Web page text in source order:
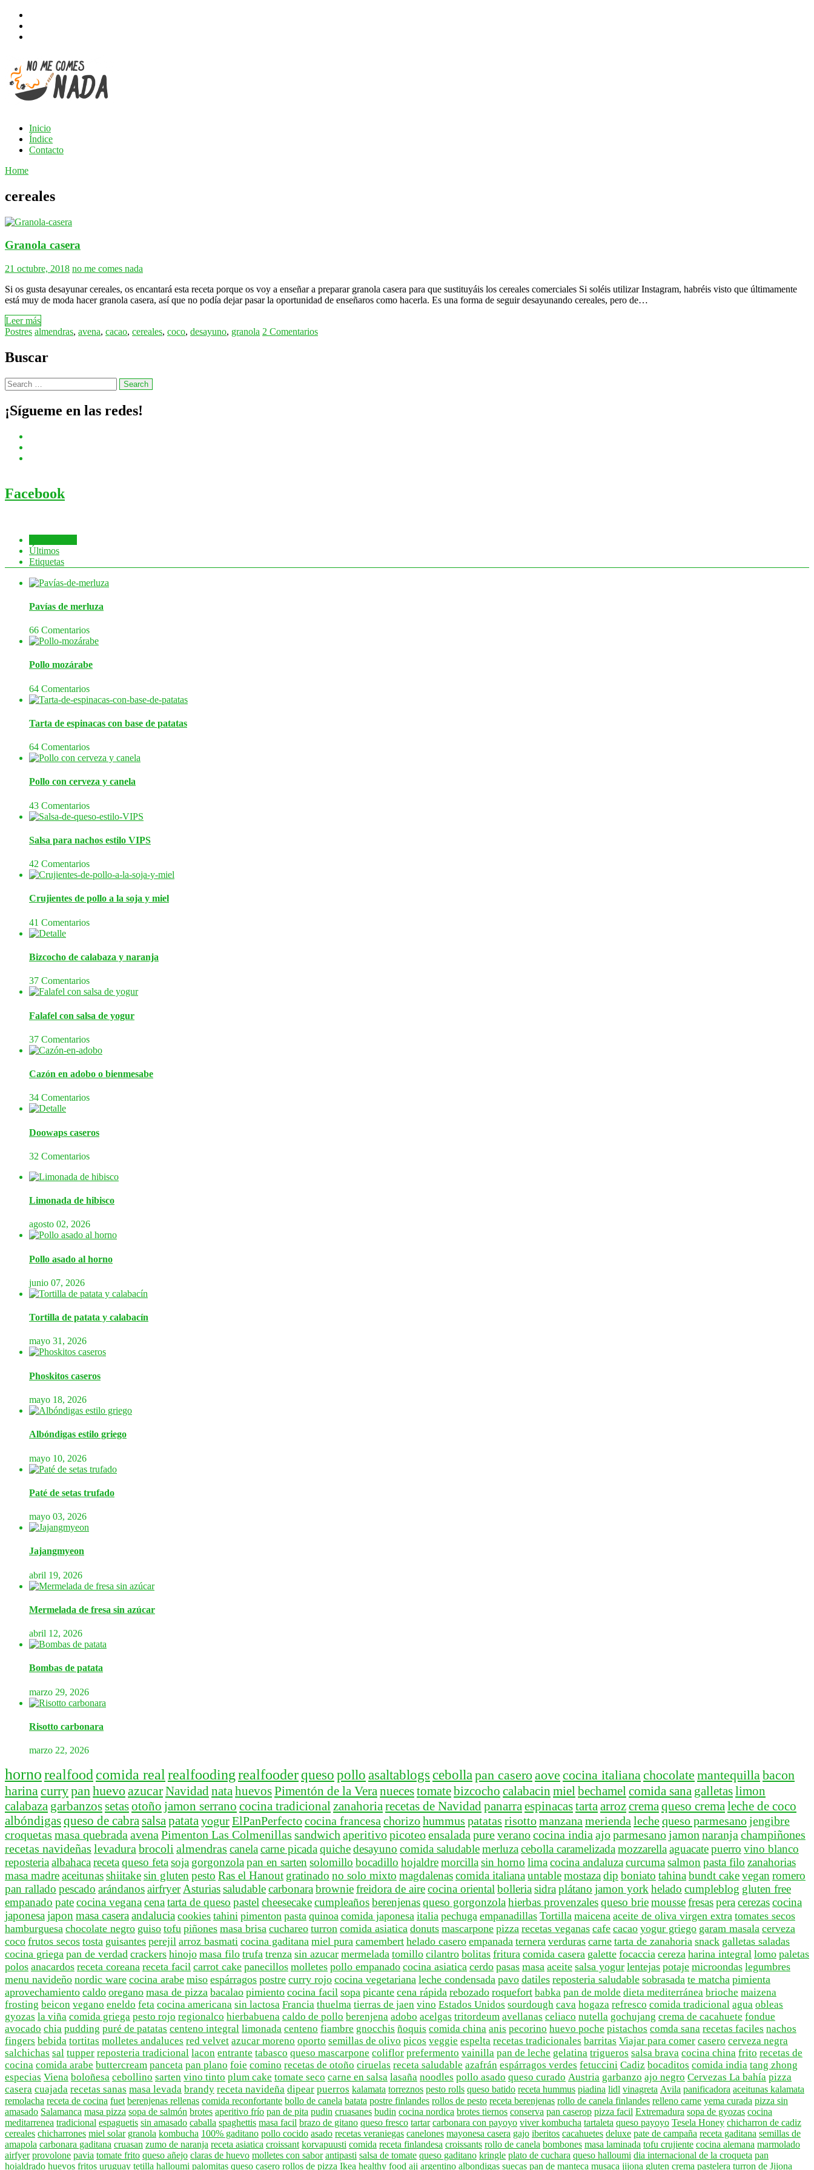
Inicio
Índice
Contacto
Home
cereales
Granola casera
21 octubre, 2018 no me comes nada
Si os gusta desayunar cereales, os encantará esta receta porque os voy a enseñar a preparar granola casera para que sustituyáis los cereales comerciales Si soléis utilizar Instagram, habréis visto que últimamente
está muy de moda hacer granola casera, así que no podía dejar pasar la oportunidad de enseñaros como hacerla. Es una forma de seguir desayunando cereales, pero de…
Leer más
Postres almendras, avena, cacao, cereales, coco, desayuno, granola 2 Comentarios
Buscar
¡Sígueme en las redes!
Facebook
Últimos
Etiquetas
Pavías de merluza
66 Comentarios
Pollo mozárabe
64 Comentarios
Tarta de espinacas con base de patatas
64 Comentarios
Pollo con cerveza y canela
43 Comentarios
Salsa para nachos estilo VIPS
42 Comentarios
Crujientes de pollo a la soja y miel
41 Comentarios
Bizcocho de calabaza y naranja
37 Comentarios
Falafel con salsa de yogur
37 Comentarios
Cazón en adobo o bienmesabe
34 Comentarios
Doowaps caseros
32 Comentarios
Limonada de hibisco
agosto 02, 2026
Pollo asado al horno
junio 07, 2026
Tortilla de patata y calabacín
mayo 31, 2026
Phoskitos caseros
mayo 18, 2026
Albóndigas estilo griego
mayo 10, 2026
Paté de setas trufado
mayo 03, 2026
Jajangmyeon
abril 19, 2026
Mermelada de fresa sin azúcar
abril 12, 2026
Bombas de patata
marzo 29, 2026
Risotto carbonara
marzo 22, 2026
hornorealfood comida real realfoodingrealfooderquesopollo asaltablogs cebollapan caseroaove cocina italianachocolate mantequillabacon
harinacurrypanhuevoazucarNavidadnatahuevosPimentón de la Veranuecestomatebizcocho calabacin mielbechamelcomida sana galletaslimon
calabaza garbanzossetasotoño jamon serrano cocina tradicional zanahoria recetas de Navidad panarra espinacastarta arrozcrema queso crema leche de coco
albóndigasqueso de cabra salsa patata yogurElPanPerfectococina francesa chorizohummus patatas risottomanzana merienda lechequeso parmesanojengibre
croquetas masa quebrada avena Pimenton Las Colmenillas sandwich aperitivopicoteoensalada pureveranococina india ajoparmesanojamon naranja champiñones
recetas navideñas levadura brocoli almendras canela carne picada quichedesayuno comida saludablemerluza cebolla caramelizada mozzarella aguacatepuerro vino blanco
reposteria albahaca receta queso feta soja gorgonzola pan en sarten solomillo bocadillo hojaldremorcilla sin horno lima cocina andaluza curcuma salmon pasta filo zanahorias
masa madreaceitunasshiitakesin gluten pesto Ras el Hanout gratinado no solo mixto magdalenascomida italiana untablemostaza dip boniato tahina bundt cakevegan romero
pan rallado pescado arándanosairfryer Asturiassaludablecarbonara browniefreidora de airecocina oriental bolleria sidra plátano jamon york helado cumpleblog gluten free
empanado patecocina vegana cena tarta de queso pastel cheesecakecumpleañosberenjenasqueso gorgonzola hierbas provenzalesqueso briemoussefresaspera cerezascocina
japonesa japon masa casera andalucia cookies tahini pimenton pasta quinoa comida japonesa italia pechuga empanadillas Tortilla maicena aceite de oliva virgen extra tomates secos
hamburguesa chocolate negro guiso tofu piñones masa brisa cuchareo turron comida asiatica donuts mascarpone pizza recetas veganas cafe cacao yogur griego garam masala cerveza
coco frutos secos tosta guisantes perejil arroz basmati cocina gaditana miel pura camembert helado casero empanada ternera verduras carne tarta de zanahoria snack galletas saladas
cocina griega pan de verdad crackers hinojo masa filo trufa trenza sin azucar mermelada tomillo cilantro bolitas fritura comida casera galette focaccia cereza harina integral lomo paletas
polos anacardos receta coreana receta facil carrot cake panecillos molletes pollo empanado cocina asiatica cerdo pasas masa aceite salsa yogur lentejas potaje microondas legumbres
menu navideño nordic ware cocina arabe miso espárragos postre curry rojo cocina vegetariana leche condensada pavo datiles reposteria saludable sobrasada te matcha pimienta
aprovechamiento caldo oregano masa de pizza bacalao pimiento cocina facil sopa picante cena rápida rebozado roquefort babka pan de molde dieta mediterránea brioche maizena
frosting beicon vegano eneldo feta cocina americana sin lactosa Francia thuelma tierras de jaen vino Estados Unidos sourdough cava hogaza refresco comida tradicional agua obleas
gyozas la viña comida griega pesto rojo regionalco hierbabuena caldo de pollo berenjena adobo acelgas tritordeum avellanas celiaco nutella gochujang crema de cacahuete fondue
avocado chia pudding puré de patatas centeno integral limonada centeno fiambre gnocchis ñoquis comida china anis pecorino huevo poche pistachos comda sana recetas faciles nachos
fingers bebida tortitas molletes andaluces red velvet azucar moreno oporto semillas de olivo picos veggie espelta recetas tradicionales barritas Viajar para comer casero cerveza negra
salchichas sal tupper reposteria tradicional lacon entrante tabasco queso mascarpone coliflor prefermento vainilla pan de leche gelatina trigueros salsa brava cocina china frito recetas de
cocina comida arabe buttercream panceta pan plano foie comino recetas de otoño ciruelas receta saludable azafrán espárragos verdes fetuccini Cadiz bocaditos comida india tang zhong
especias Viena boloñesa cebollino sarten vino tinto plum cake tomate seco carne en salsa lasaña noodles pollo asado queso curado Austria garbanzo ajo negro Cervezas La bahía pizza
casera cuajada recetas sanas masa levada brandy receta navideña dipear puerros kalamata torreznos pesto rolls queso batido receta hummus piadina lidl vinagreta Avila panificadora aceitunas kalamata
remolacha receta de cocina fuet berenjenas rellenas comida reconfortante bollo de canela batata postre finlandes rollos de pesto receta berenjenas rollo de canela finlandes relleno carne yema curada pizza sin
amasado Salamanca masa pizza sopa de salmón brotes aperitivo frío pan de pita pudin cruasanes budin cocina nordica brotes tiernos conserva pan caserop pizza facil Extremadura sopa de gyozas cocina
meditarrenea tradicional espaguetis sin amasado caballa spaghettis masa facil brazo de gitano queso fresco tartar carbonara con payoyo viver kombucha tartaleta queso payoyo Tesela Honey chicharron de cadiz
cereales chicharrones miel solar granola kombucha 100% gaditano pollo cocido asado recetas veraniegas canelones mayonesa casera gajo iberitos cacahuetes deluxe pate de campaña receta gaditana semillas de
amapola carbonara gaditana cruasan zumo de naranja receta asiatica croissant korvapuusti comida receta finlandesa croissants rollo de canela bombones masa laminada tofu crujiente cocina alemana marmolado
airfyer provolone pavia tomate frito queso añejo claras de huevo molletes con sabor antipasti salsa de tomate queso gaditano kringle plato de cuchara queso halloumi dia internacional de la croqueta pan
hojaldrado huevos fritos uruguay tetilla halloumi palomitas queso casero rollos de pizza Ikea healthy food aji argentino albondigas suecas pan de manteca musaca jijona gluten crema pastelera turron de Jijona